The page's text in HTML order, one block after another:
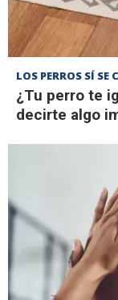
LOS PERROS SÍ
¿Tu perro te
decirte algo